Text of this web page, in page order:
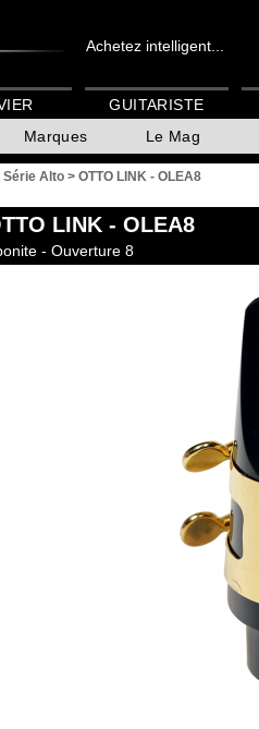
Achetez intelligent...
Marques Le Mag
GUITARISTE
Série Alto > OTTO LINK - OLEA8
LINK - OLEA8
- Ouverture 8